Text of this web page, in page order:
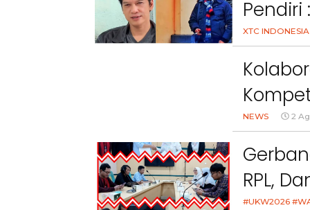
Pendiri
XTC INDONESIA
NEWS 2
RPL,
#UKW2026